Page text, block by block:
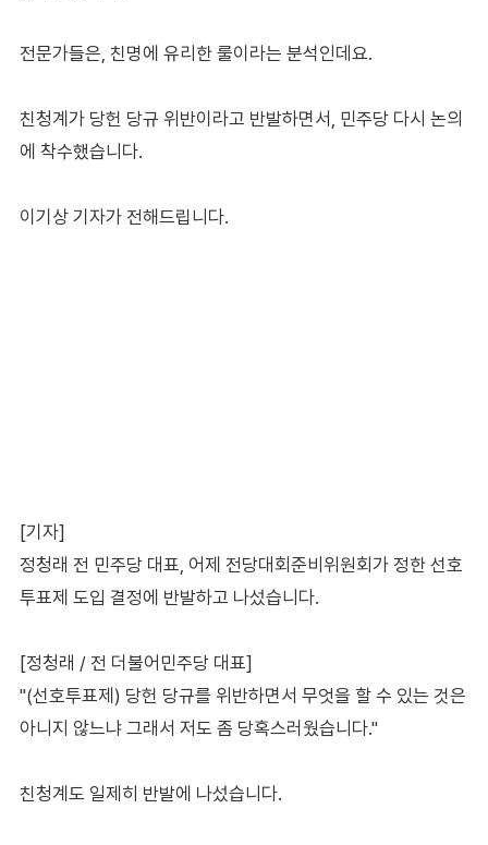
전문가들은, 친명에 유리한 룰이라는 분석인데요.
친청계가 당헌 당규 위반이라고 반발하면서, 민주당 다시 논의
에 착수했습니다.
이기상 기자가 전해드립니다.
[기자]
정청래 전 민주당 대표, 어제 전당대회준비위원회가 정한 선호
투표제 도입 결정에 반발하고 나섰습니다.
[정청래 / 전 더불어민주당 대표]
"(선호투표제) 당헌 당규를 위반하면서 무엇을 할 수 있는 것은
아니지 않느냐 그래서 저도 좀 당혹스러웠습니다."
친청계도 일제히 반발에 나섰습니다.